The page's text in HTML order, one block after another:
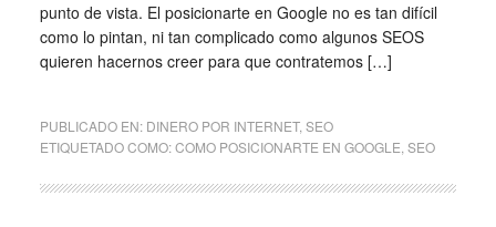
punto de vista. El posicionarte en Google no es tan difícil
como lo pintan, ni tan complicado como algunos SEOS
quieren hacernos creer para que contratemos […]
PUBLICADO EN: DINERO POR INTERNET, SEO
ETIQUETADO COMO:COMO POSICIONARTE EN GOOGLE SEO